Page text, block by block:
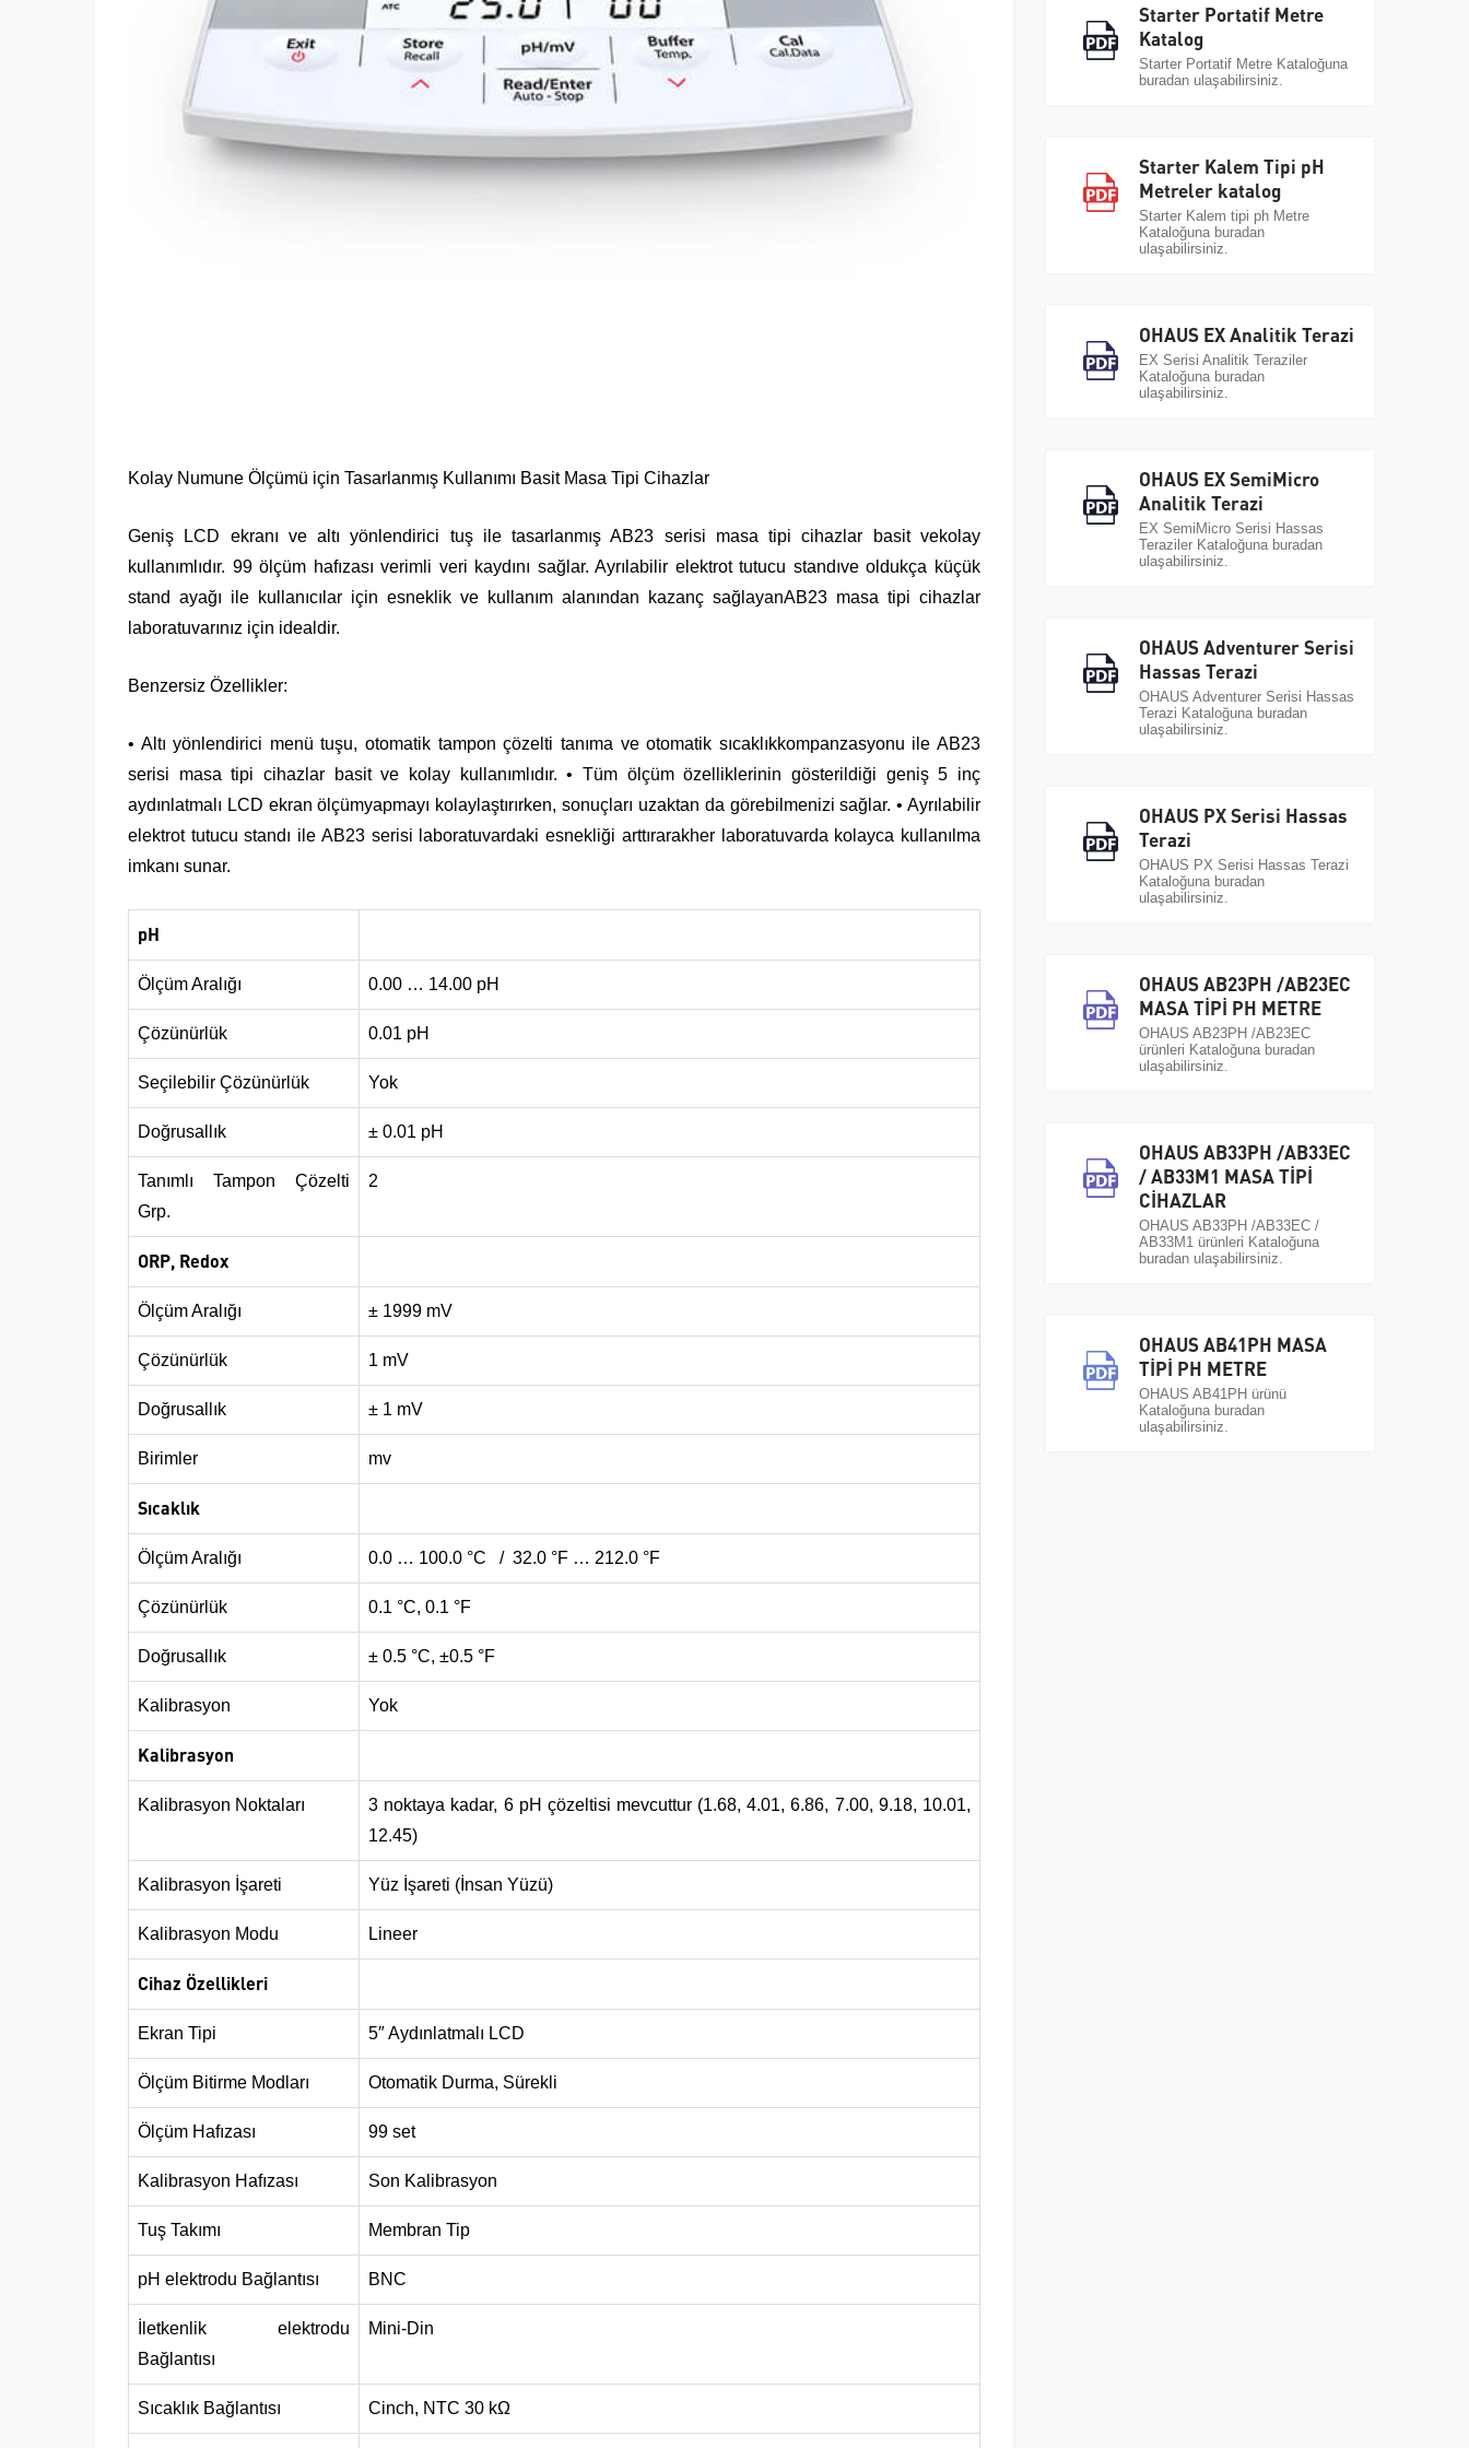
Kolay Numune Ölçümü için Tasarlanmış Kullanımı Basit Masa Tipi Cihazlar
Geniş LCD ekranı ve altı yönlendirici tuş ile tasarlanmış AB23 serisi masa tipi cihazlar basit vekolay
kullanımlıdır. 99 ölçüm hafızası verimli veri kaydını sağlar. Ayrılabilir elektrot tutucu standıve oldukça küçük
stand ayağı ile kullanıcılar için esneklik ve kullanım alanından kazanç sağlayanAB23 masa tipi cihazlar
laboratuvarınız için idealdir.
Benzersiz Özellikler:
• Altı yönlendirici menü tuşu, otomatik tampon çözelti tanıma ve otomatik sıcaklıkkompanzasyonu ile AB23
serisi masa tipi cihazlar basit ve kolay kullanımlıdır. • Tüm ölçüm özelliklerinin gösterildiği geniş 5 inç
aydınlatmalı LCD ekran ölçümyapmayı kolaylaştırırken, sonuçları uzaktan da görebilmenizi sağlar. • Ayrılabilir
elektrot tutucu standı ile AB23 serisi laboratuvardaki esnekliği arttırarakher laboratuvarda kolayca kullanılma
imkanı sunar.
pH
Ölçüm Aralığı 0.00 … 14.00 pH
Çözünürlük 0.01 pH
Seçilebilir Çözünürlük Yok
Doğrusallık ± 0.01 pH
Tanımlı Tampon Çözelti
Grp.
2
ORP, Redox
Ölçüm Aralığı ± 1999 mV
Çözünürlük 1 mV
Doğrusallık ± 1 mV
Birimler mv
Sıcaklık
Ölçüm Aralığı 0.0 … 100.0 °C / 32.0 °F … 212.0 °F
Çözünürlük 0.1 °C, 0.1 °F
Doğrusallık ± 0.5 °C, ±0.5 °F
Kalibrasyon Yok
Kalibrasyon
Kalibrasyon Noktaları
3 noktaya kadar, 6 pH çözeltisi mevcuttur (1.68, 4.01, 6.86, 7.00, 9.18, 10.01,
12.45)
Kalibrasyon İşareti Yüz İşareti (İnsan Yüzü)
Kalibrasyon Modu Lineer
Cihaz Özellikleri
Ekran Tipi 5″ Aydınlatmalı LCD
Ölçüm Bitirme Modları Otomatik Durma, Sürekli
Ölçüm Hafızası 99 set
Kalibrasyon Hafızası Son Kalibrasyon
Tuş Takımı Membran Tip
pH elektrodu Bağlantısı BNC
İletkenlik elektrodu
Bağlantısı
Mini-Din
Sıcaklık Bağlantısı Cinch, NTC 30 kΩ
Starter Portatif Metre
Katalog
Starter Portatif Metre Kataloğuna
buradan ulaşabilirsiniz.
Starter Kalem Tipi pH
Metreler katalog
Starter Kalem tipi ph Metre
Kataloğuna buradan
ulaşabilirsiniz.
OHAUS EX Analitik Terazi
EX Serisi Analitik Teraziler
Kataloğuna buradan
ulaşabilirsiniz.
OHAUS EX SemiMicro
Analitik Terazi
EX SemiMicro Serisi Hassas
Teraziler Kataloğuna buradan
ulaşabilirsiniz.
OHAUS Adventurer Serisi
Hassas Terazi
OHAUS Adventurer Serisi Hassas
Terazi Kataloğuna buradan
ulaşabilirsiniz.
OHAUS PX Serisi Hassas
Terazi
OHAUS PX Serisi Hassas Terazi
Kataloğuna buradan
ulaşabilirsiniz.
OHAUS AB23PH /AB23EC
MASA TİPİ PH METRE
OHAUS AB23PH /AB23EC
ürünleri Kataloğuna buradan
ulaşabilirsiniz.
OHAUS AB33PH /AB33EC
/ AB33M1 MASA TİPİ
CİHAZLAR
OHAUS AB33PH /AB33EC /
AB33M1 ürünleri Kataloğuna
buradan ulaşabilirsiniz.
OHAUS AB41PH MASA
TİPİ PH METRE
OHAUS AB41PH ürünü
Kataloğuna buradan
ulaşabilirsiniz.